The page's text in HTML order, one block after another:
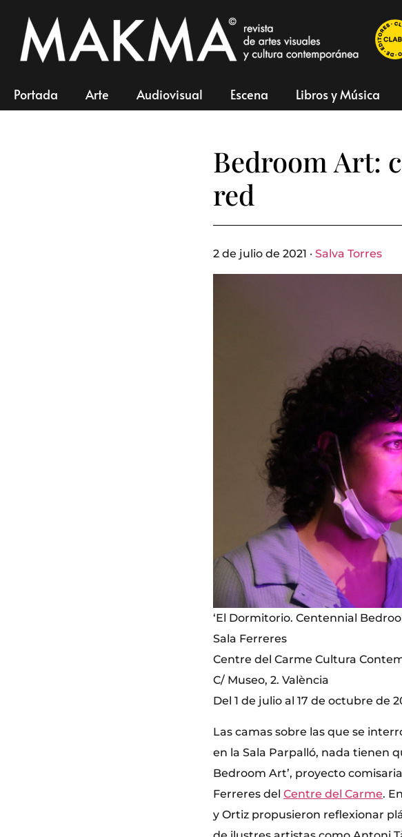
Portada Arte Audiovisual Escena Libros y Música
Bedroom Art:
red
2 de julio de 2021 · Salva Torres
‘El Dormitorio. Centennial
Sala Ferreres
Centre del Carme Cultura
C/ Museo, 2. València
Del 1 de julio al 17 de octubre de
Las camas sobre las que se
en la Sala Parpalló, nada tienen
Bedroom Art’, proyecto
Ferreres del Centre del Carme.
y Ortiz propusieron reflexionar